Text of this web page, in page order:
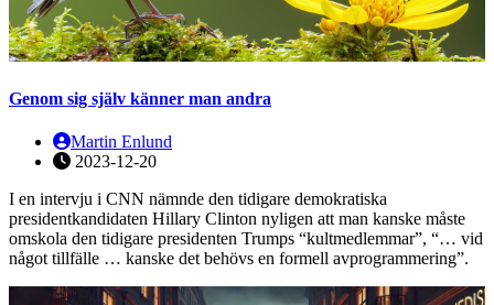
Genom sig själv känner man andra
Martin Enlund
2023-12-20
I en intervju i CNN nämnde den tidigare demokratiska
presidentkandidaten Hillary Clinton nyligen att man kanske måste
omskola den tidigare presidenten Trumps “kultmedlemmar”, “… vid
något tillfälle … kanske det behövs en formell avprogrammering”.